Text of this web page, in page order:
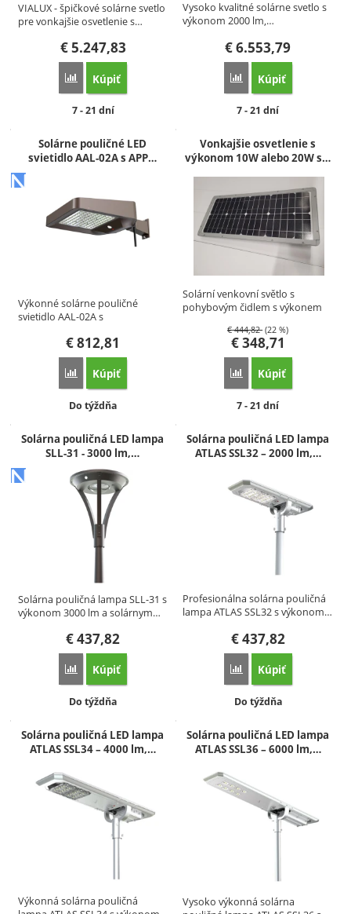
VIALUX - špičkové solárne svetlo
pre vonkajšie osvetlenie s…
€5.247,83
Porovnať
Kúpiť
Dostupnosť:
7 - 21 dní
Vysoko kvalitné solárne svetlo s
výkonom 2000 lm,…
€6.553,79
Porovnať
Kúpiť
Dostupnosť:
7 - 21 dní
Solárne pouličné LED
svietidlo AAL-02A s APP…
Výkonné solárne pouličné
svietidlo AAL-02A s
€812,81
Porovnať
Kúpiť
Dostupnosť:
Do týždňa
Vonkajšie osvetlenie s
výkonom 10W alebo 20W s…
Solární venkovní světlo s
pohybovým čidlem s výkonem
€444,82 (22 %)
€348,71
Porovnať
Kúpiť
Dostupnosť:
7 - 21 dní
Solárna pouličná LED lampa
SLL-31 - 3000 lm,…
Solárna pouličná lampa SLL-31 s
výkonom 3000 lm a solárnym…
€437,82
Porovnať
Kúpiť
Dostupnosť:
Do týždňa
Solárna pouličná LED lampa
ATLAS SSL32 – 2000 lm,…
Profesionálna solárna pouličná
lampa ATLAS SSL32 s výkonom…
€437,82
Porovnať
Kúpiť
Dostupnosť:
Do týždňa
Solárna pouličná LED lampa
ATLAS SSL34 – 4000 lm,…
Výkonná solárna pouličná
Solárna pouličná LED lampa
ATLAS SSL36 – 6000 lm,…
Vysoko výkonná solárna